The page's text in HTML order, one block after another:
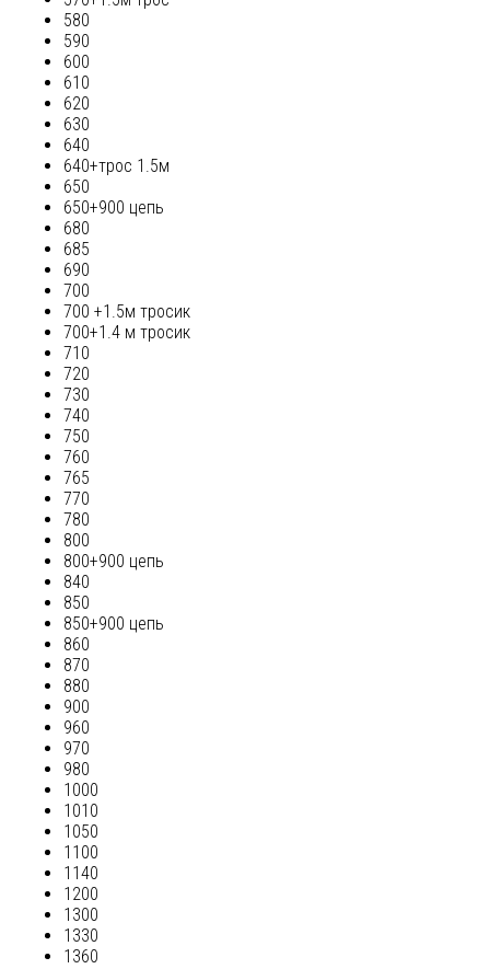
580
590
600
610
620
630
640
640+трос 1.5м
650
650+900 цепь
680
685
690
700
700 +1.5м тросик
700+1.4 м тросик
710
720
730
740
750
760
765
770
780
800
800+900 цепь
840
850
850+900 цепь
860
870
880
900
960
970
980
1000
1010
1050
1100
1140
1200
1300
1330
1360